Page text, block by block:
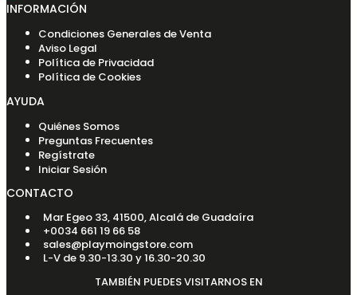
INFORMACIÓN
Condiciones Generales de Venta
Aviso Legal
Política de Privacidad
Política de Cookies
AYUDA
Quiénes Somos
Preguntas Frecuentes
Regístrate
Iniciar Sesión
CONTACTO
Mar Egeo 33, 41500, Alcalá de Guadaíra
+0034 661 19 66 58
sales@playmoingstore.com
L-V de 9.30-13.30 y 16.30-20.30
TAMBIÉN PUEDES VISITARNOS EN